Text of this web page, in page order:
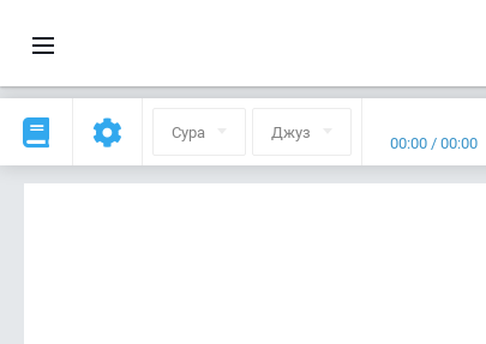
Сура Джуз 00:00 /00:00